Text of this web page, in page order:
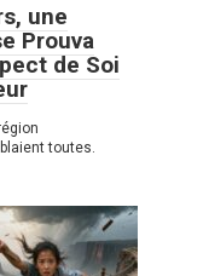
une
Prouva
de Soi
toutes.